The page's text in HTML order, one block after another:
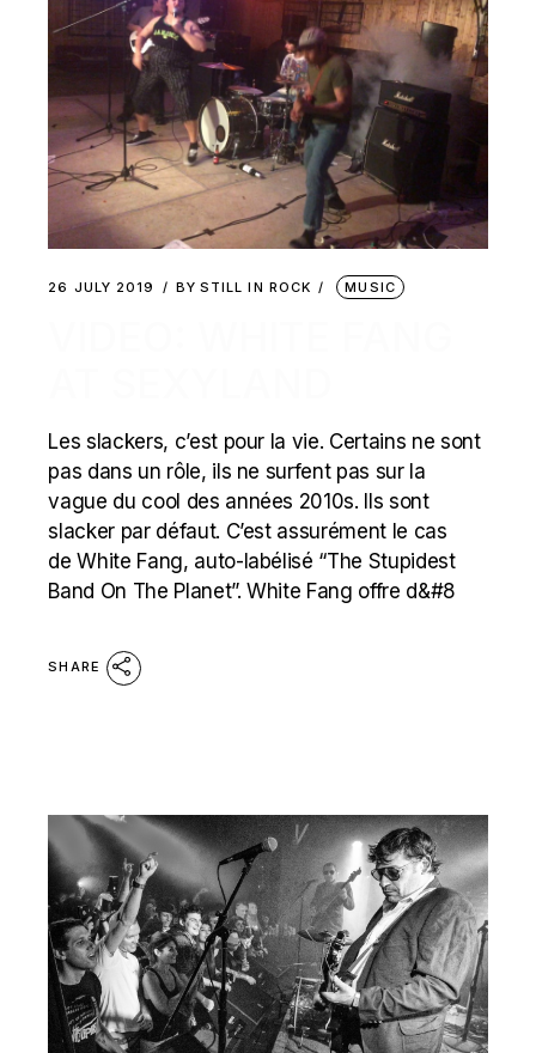
26 JULY 2019 BY STILL IN ROCK MUSIC
Les slackers, c’est pour la vie. Certains ne sont
pas dans un rôle, ils ne surfent pas sur la
vague du cool des années 2010s. Ils sont
slacker par défaut. C’est assurément le cas
de White Fang, auto-labélisé “The Stupidest
Band On The Planet”. White Fang offre d&#8
SHARE